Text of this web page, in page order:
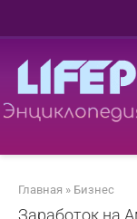
Главная » Бизнес
Заработок на